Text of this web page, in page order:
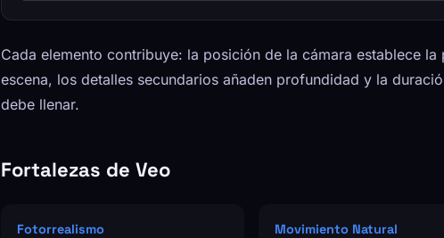
Cada elemento contribuye: la posición de la cámara establece
escena, los detalles secundarios añaden profundidad y la
debe llenar.
Fortalezas de Veo
Fotorrealismo Movimiento Natural